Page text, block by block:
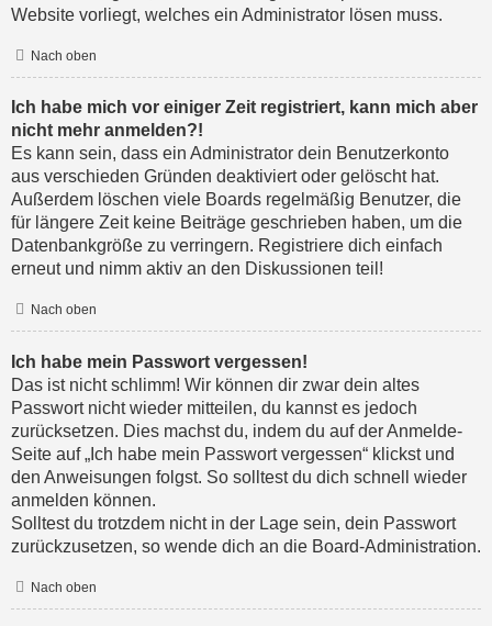
Website vorliegt, welches ein Administrator lösen muss.
Nach oben
Ich habe mich vor einiger Zeit registriert, kann mich aber
nicht mehr anmelden?!
Es kann sein, dass ein Administrator dein Benutzerkonto
aus verschieden Gründen deaktiviert oder gelöscht hat.
Außerdem löschen viele Boards regelmäßig Benutzer, die
für längere Zeit keine Beiträge geschrieben haben, um die
Datenbankgröße zu verringern. Registriere dich einfach
erneut und nimm aktiv an den Diskussionen teil!
Nach oben
Ich habe mein Passwort vergessen!
Das ist nicht schlimm! Wir können dir zwar dein altes
Passwort nicht wieder mitteilen, du kannst es jedoch
zurücksetzen. Dies machst du, indem du auf der Anmelde-
Seite auf „Ich habe mein Passwort vergessen“ klickst und
den Anweisungen folgst. So solltest du dich schnell wieder
anmelden können.
Solltest du trotzdem nicht in der Lage sein, dein Passwort
zurückzusetzen, so wende dich an die Board-Administration.
Nach oben